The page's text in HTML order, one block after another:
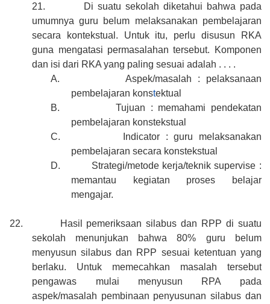
21.
Di suatu sekolah diketahui bahwa pada
umumnya guru belum melaksanakan pembelajaran
secara kontekstual. Untuk itu, perlu disusun RKA
guna mengatasi permasalahan tersebut. Komponen
dan isi dari RKA yang paling sesuai adalah . . . .
A.
Aspek/masalah : pelaksanaan
pembelajaran konstektual
B.
Tujuan : memahami pendekatan
pembelajaran konstekstual
C.
Indicator : guru melaksanakan
pembelajaran secara konstekstual
D.
Strategi/metode kerja/teknik supervise :
memantau kegiatan proses belajar
mengajar.
22.
Hasil pemeriksaan silabus dan RPP di suatu
sekolah menunjukan bahwa 80% guru belum
menyusun silabus dan RPP sesuai ketentuan yang
berlaku. Untuk memecahkan masalah tersebut
pengawas mulai menyusun RPA pada
aspek/masalah pembinaan penyusunan silabus dan